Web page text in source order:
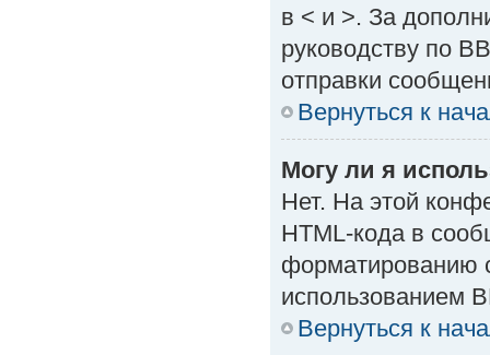
в < и >. За
руководству по
отправки
Вернуться к
Могу ли я
Нет. На этой
HTML-кода в
форматированию
использованием
Вернуться к